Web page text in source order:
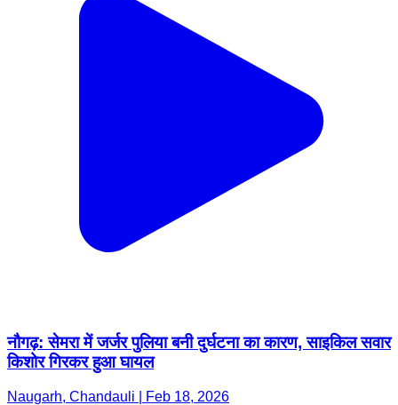
नौगढ़: सेमरा में जर्जर पुलिया बनी दुर्घटना का कारण, साइकिल सवार
किशोर गिरकर हुआ घायल
Naugarh, Chandauli | Feb 18, 2026